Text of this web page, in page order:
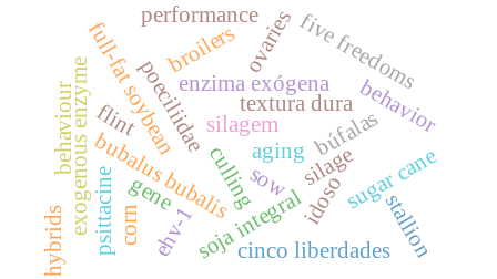
poeciliidae aging
gene
búfalas
bubalus bubalis
enzima exógena
soja integral
broilers
exogenous enzymefull-fat soybean
idoso
behavior
culling
cinco liberdades
behaviour
five freedoms
sugar cane
ovaries
ehv-1
silagem
stallion
performance
psittacine
textura dura
corn
sow
hybrids
flint
silage